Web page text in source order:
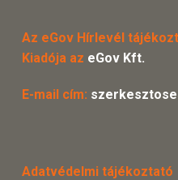
Az eGov Hírlevél
Kiadója az eGov Kft.
E-mail cím:
Adatvédelmi tájékoztató